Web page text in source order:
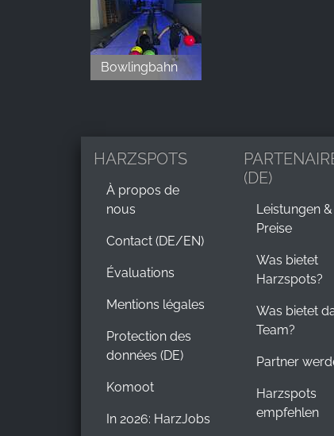
Bowlingbahn
HARZSPOTS
À propos de
nous
Contact (DE/EN)
Évaluations
Mentions légales
Protection des
données (DE)
Komoot
In 2026: HarzJobs
(DE)
Leistungen &
Preise
Was bietet
Harzspots?
Was bietet
Team?
Partner
Harzspots
empfehlen